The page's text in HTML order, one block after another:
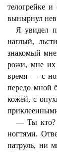
телогрейке
вынырнул
Я увидел
наглый,
знакомый
рожи, мне их
время — с
передо мной
кожей, с
— Ты кто?
ногтями.
патруль, ни